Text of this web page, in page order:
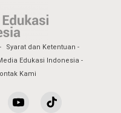
Syarat dan Ketentuan
Edukasi Indonesia
Kami